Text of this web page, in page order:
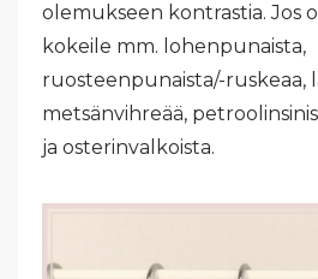
olemukseen kontrastia. Jos
kokeile mm. lohenpunaista,
ruosteenpunaista/-ruskeaa,
metsänvihreää,
ja osterinvalkoista.